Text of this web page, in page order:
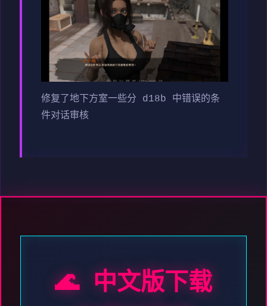
修复了地下方室一些分 d18b 中错误的条
件对话审核
🌊 中文版下载